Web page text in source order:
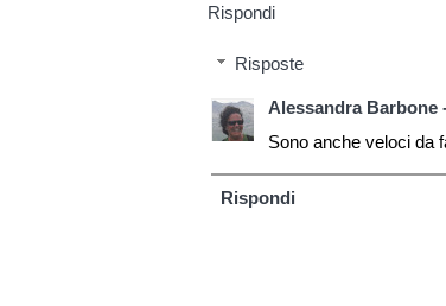
Rispondi
Risposte
Alessandra Barbone
Sono anche veloci da
Rispondi